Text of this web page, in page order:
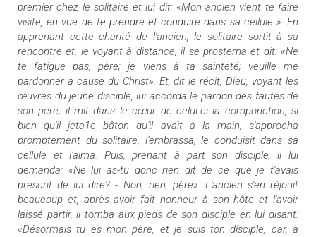
premier chez le solitaire et lui dit: «Mon ancien vient te faire
visite, en vue de te prendre et conduire dans sa cellule ». En
apprenant cette charité de l'ancien, le solitaire sortit à sa
rencontre et, le voyant à distance, il se prosterna et dit: «Ne
te fatigue pas, père; je viens à ta sainteté; veuille me
pardonner à cause du Christ». Et, dit le récit, Dieu, voyant les
œuvres du jeune disciple, lui accorda le pardon des fautes de
son père; il mit dans le cœur de celui-ci la componction, si
bien qu'il jeta1e bâton qu'il avait à la main, s'approcha
promptement du solitaire, l'embrassa, le conduisit dans sa
cellule et l'aima. Puis, prenant à part son disciple, il lui
demanda: «Ne lui as-tu donc rien dit de ce que je t'avais
prescrit de lui dire? - Non, rien, père». L'ancien s'en réjouit
beaucoup et, après avoir fait honneur à son hôte et l'avoir
laissé partir, il tomba aux pieds de son disciple en lui disant:
«Désormais tu es mon père, et je suis ton disciple, car, à